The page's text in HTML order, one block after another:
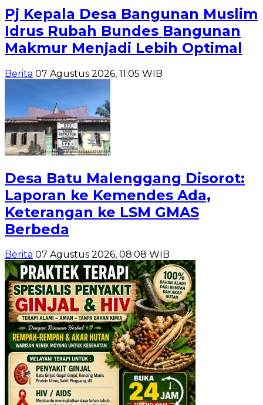
Pj Kepala Desa Bangunan Muslim
Idrus Rubah Bundes Bangunan
Makmur Menjadi Lebih Optimal
Berita 07 Agustus 2026, 11:05 WIB
Desa Batu Malenggang Disorot:
Laporan ke Kemendes Ada,
Keterangan ke LSM GMAS
Berbeda
Berita 07 Agustus 2026, 08:08 WIB